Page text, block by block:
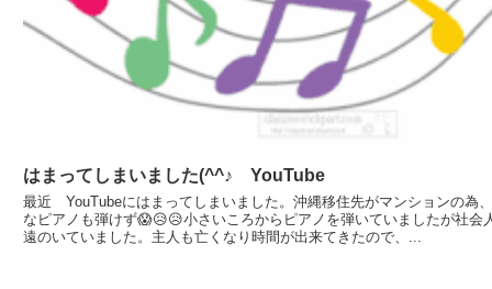
はまってしまいました(^^♪ YouTube
最近 YouTubeにはまってしまいました。沖縄移住先がマンションの為
なピアノも弾けず😱😥😥小さいころからピアノを弾いていましたが社会
遠のいていました。主人も亡くなり時間が出来てきたので、...